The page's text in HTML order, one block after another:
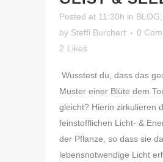
Posted at 11:30h in BLOG
by Steffi Burchert
0
2 Likes
Wusstest du, dass das
Muster einer Blüte dem
gleicht? Hierin zirkulieren
feinstofflichen Licht- &
der Pflanze, so dass sie
lebensnotwendige Licht